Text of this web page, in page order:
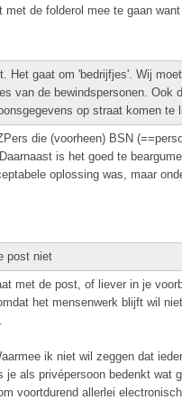
de folderol mee te gaan
Het gaat om 'bedrijfjes'. Wij
van de bewindspersonen.
op straat komen te
die (voorheen) BSN
is het goed te
oplossing was, maar
post niet
met de post, of liever in je
het mensenwerk blijft wil
ik niet wil zeggen dat
als privépersoon bedenkt wat
voortdurend allerlei